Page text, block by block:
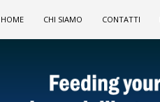
HOME CHI SIAMO CONTATTI